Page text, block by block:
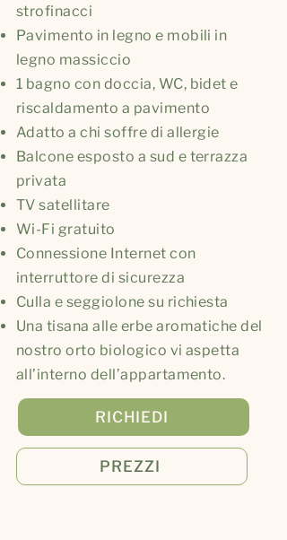
strofinacci
Pavimento in legno e mobili in
legno massiccio
1 bagno con doccia, WC, bidet e
riscaldamento a pavimento
Adatto a chi soffre di allergie
Balcone esposto a sud e terrazza
privata
TV satellitare
Wi-Fi gratuito
Connessione Internet con
interruttore di sicurezza
Culla e seggiolone su richiesta
Una tisana alle erbe aromatiche del
nostro orto biologico vi aspetta
all’interno dell’appartamento.
RICHIEDI
PREZZI